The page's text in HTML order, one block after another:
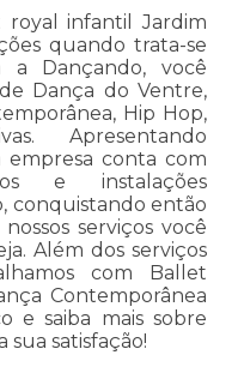
infantil Jardim
quando trata-se
Dançando, você
Dança do Ventre,
Hip Hop,
Apresentando
conta com
e instalações
conquistando então
serviços você
Além dos serviços
com Ballet
Contemporânea
e saiba mais sobre
sua satisfação!